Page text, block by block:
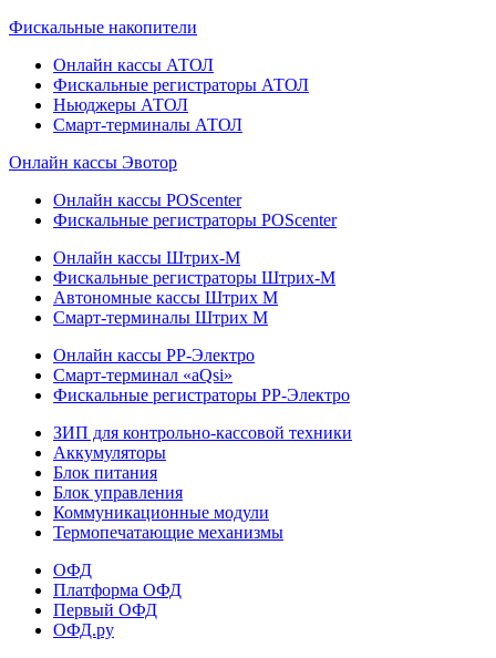
Фискальные накопители
Онлайн кассы АТОЛ
Фискальные регистраторы АТОЛ
Ньюджеры АТОЛ
Смарт-терминалы АТОЛ
Онлайн кассы Эвотор
Онлайн кассы POScenter
Фискальные регистраторы POScenter
Онлайн кассы Штрих-М
Фискальные регистраторы Штрих-М
Автономные кассы Штрих М
Смарт-терминалы Штрих М
Онлайн кассы РР-Электро
Смарт-терминал «aQsi»
Фискальные регистраторы РР-Электро
ЗИП для контрольно-кассовой техники
Аккумуляторы
Блок питания
Блок управления
Коммуникационные модули
Термопечатающие механизмы
ОФД
Платформа ОФД
Первый ОФД
ОФД.ру